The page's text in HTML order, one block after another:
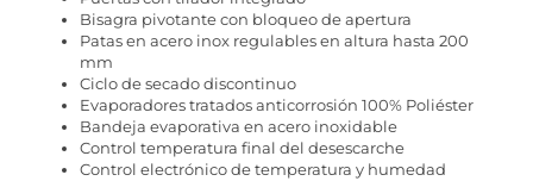
Bisagra pivotante con bloqueo de apertura
Patas en acero inox regulables en altura hasta 200
mm
Ciclo de secado discontinuo
Evaporadores tratados anticorrosión 100% Poliéster
Bandeja evaporativa en acero inoxidable
Control temperatura final del desescarche
Control electrónico de temperatura y humedad